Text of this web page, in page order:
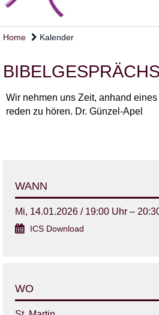
Home Kalender
Wir nehmen uns Zeit, anhand
reden zu hören. Dr. Günzel-Apel
WANN
Mi, 14.01.2026 / 19:00 Uhr –
ICS Download
WO